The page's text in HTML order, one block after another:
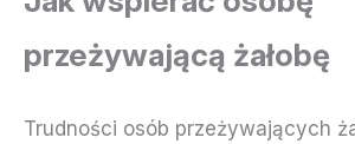
przeżywającą żałobę
Trudności osób przeżywających